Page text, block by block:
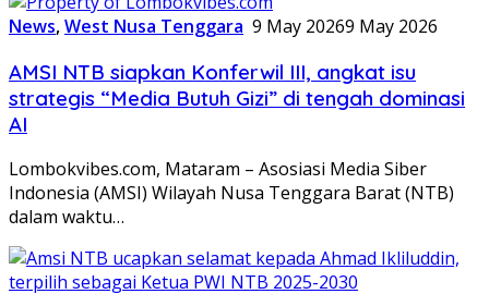
News,West Nusa Tenggara 9 May 20269 May 2026
AMSI NTB siapkan Konferwil III, angkat isu
strategis “Media Butuh Gizi” di tengah dominasi
AI
Lombokvibes.com, Mataram – Asosiasi Media Siber
Indonesia (AMSI) Wilayah Nusa Tenggara Barat (NTB)
dalam waktu…